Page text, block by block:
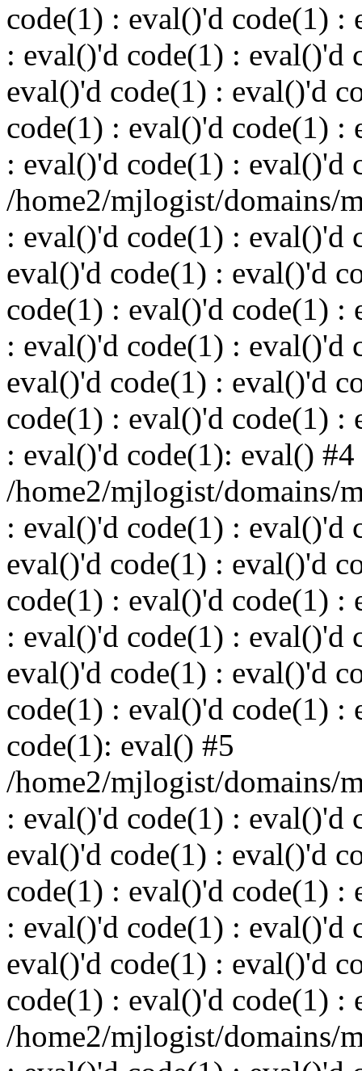
code(1) : eval()'d code(1) :
: eval()'d code(1) : eval()'d
eval()'d code(1) : eval()'d
code(1) : eval()'d code(1) :
: eval()'d code(1) : eval()'d
/home2/mjlogist/domains/
: eval()'d code(1) : eval()'d
eval()'d code(1) : eval()'d
code(1) : eval()'d code(1) :
: eval()'d code(1) : eval()'d
eval()'d code(1) : eval()'d
code(1) : eval()'d code(1) :
: eval()'d code(1): eval() #4
/home2/mjlogist/domains/
: eval()'d code(1) : eval()'d
eval()'d code(1) : eval()'d
code(1) : eval()'d code(1) :
: eval()'d code(1) : eval()'d
eval()'d code(1) : eval()'d
code(1) : eval()'d code(1) :
code(1): eval() #5
/home2/mjlogist/domains/
: eval()'d code(1) : eval()'d
eval()'d code(1) : eval()'d
code(1) : eval()'d code(1) :
: eval()'d code(1) : eval()'d
eval()'d code(1) : eval()'d
code(1) : eval()'d code(1) :
/home2/mjlogist/domains/